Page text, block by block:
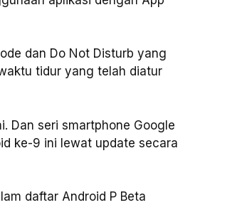
dan Do Not Disturb yang
tidur yang telah diatur
Dan seri smartphone Google
ke-9 ini lewat update secara
daftar Android P Beta